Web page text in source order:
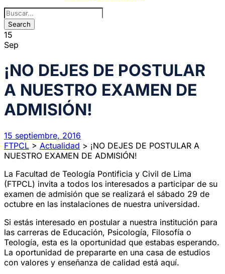
15
Sep
¡NO DEJES DE POSTULAR
A NUESTRO EXAMEN DE
ADMISIÓN!
15 septiembre, 2016
FTPCL > Actualidad > ¡NO DEJES DE POSTULAR A
NUESTRO EXAMEN DE ADMISIÓN!
La Facultad de Teología Pontificia y Civil de Lima
(FTPCL) invita a todos los interesados a participar de su
examen de admisión que se realizará el sábado 29 de
octubre en las instalaciones de nuestra universidad.
Si estás interesado en postular a nuestra institución para
las carreras de Educación, Psicología, Filosofía o
Teología, esta es la oportunidad que estabas esperando.
La oportunidad de prepararte en una casa de estudios
con valores y enseñanza de calidad está aquí.